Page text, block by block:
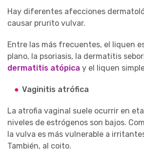
Hay diferentes afecciones
causar prurito vulvar.
Entre las más frecuentes, el liquen
plano, la psoriasis, la dermatitis
dermatitis atópica y el liquen
Vaginitis atrófica
La atrofia vaginal suele ocurrir en
niveles de estrógenos son bajos.
la vulva es más vulnerable a
También, al coito.